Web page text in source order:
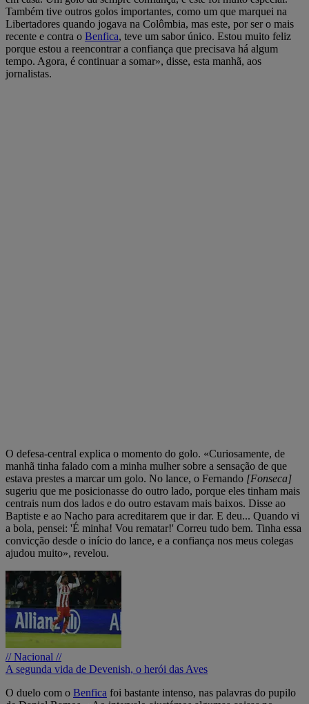
Também tive outros golos importantes, como um que marquei na
Libertadores quando jogava na Colômbia, mas este, por ser o mais
recente e contra o Benfica, teve um sabor único. Estou muito feliz
porque estou a reencontrar a confiança que precisava há algum
tempo. Agora, é continuar a somar», disse, esta manhã, aos
jornalistas.
O defesa-central explica o momento do golo. «Curiosamente, de
manhã tinha falado com a minha mulher sobre a sensação de que
estava prestes a marcar um golo. No lance, o Fernando [Fonseca]
sugeriu que me posicionasse do outro lado, porque eles tinham mais
centrais num dos lados e do outro estavam mais baixos. Disse ao
Baptiste e ao Nacho para acreditarem que ir dar. E deu... Quando vi
a bola, pensei: 'É minha! Vou rematar!' Correu tudo bem. Tinha essa
convicção desde o início do lance, e a confiança nos meus colegas
ajudou muito», revelou.
// Nacional //
A segunda vida de Devenish, o herói das Aves
O duelo com o Benfica foi bastante intenso, nas palavras do pupilo